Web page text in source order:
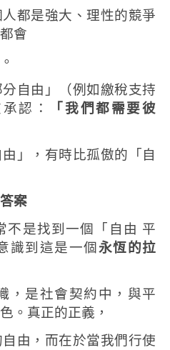
都是強大、理性的競爭
會
自由」（例如繳稅支持
認：
「我們都需要彼
」，有時比孤傲的「自
案
不是找到一個「自由 平
識到這是一個 永恆的拉
，是社會契約中，與平
。真正的正義，
由，而在於當我們行使